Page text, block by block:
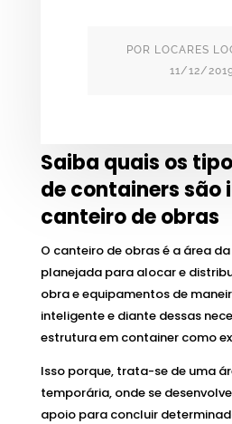
POR LOCARES
11/12/
Saiba quais os
de containers são
canteiro de obras
O canteiro de obras é a área
planejada para alocar e
obra e equipamentos de
inteligente e diante dessas
estrutura em container como
Isso porque, trata-se de uma
temporária, onde se
apoio para concluir